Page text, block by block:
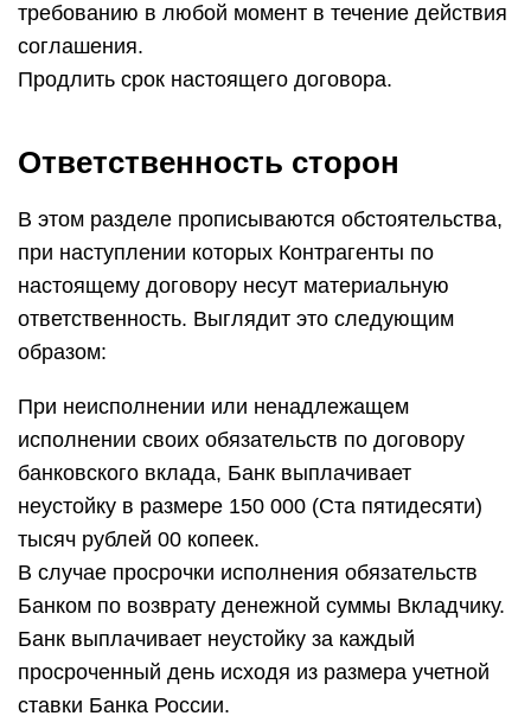
требованию в любой момент в течение действия
соглашения.
Продлить срок настоящего договора.
Ответственность сторон
В этом разделе прописываются обстоятельства,
при наступлении которых Контрагенты по
настоящему договору несут материальную
ответственность. Выглядит это следующим
образом:
При неисполнении или ненадлежащем
исполнении своих обязательств по договору
банковского вклада, Банк выплачивает
неустойку в размере 150 000 (Ста пятидесяти)
тысяч рублей 00 копеек.
В случае просрочки исполнения обязательств
Банком по возврату денежной суммы Вкладчику.
Банк выплачивает неустойку за каждый
просроченный день исходя из размера учетной
ставки Банка России.